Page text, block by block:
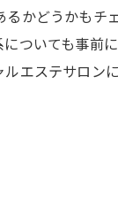
かどうかも
ついても事前
エステサロ